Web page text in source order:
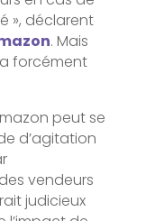
», déclarent
. Mais
forcément
peut se
d’agitation
vendeurs
judicieux